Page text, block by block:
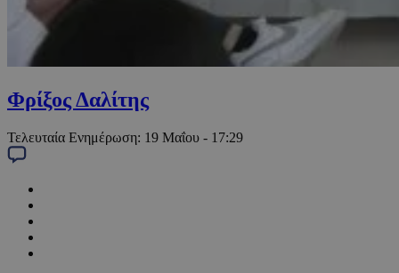
Φρίξος Δαλίτης
Τελευταία Ενημέρωση: 19 Μαΐου - 17:29